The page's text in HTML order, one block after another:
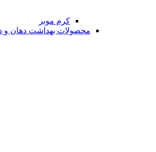
کرم موبر
محصولات بهداشت دهان و